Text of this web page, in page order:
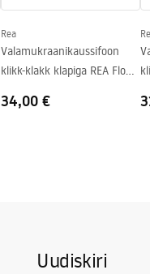
Ei
Rea
Valamukraanikaussifoon
klikk-klakk klapiga REA Flow
34,00 €
Uudiskiri